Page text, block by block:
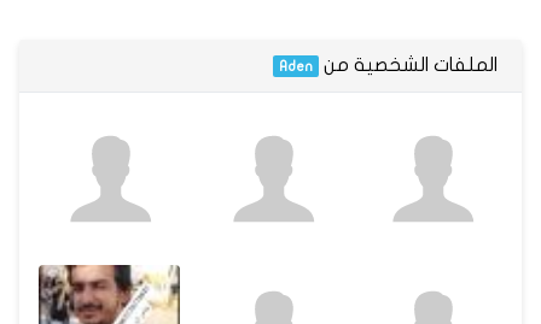
الملفات الشخصية من Aden